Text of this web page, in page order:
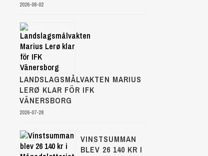
2026-08-02
LANDSLAGSMÅLVAKTEN MARIUS
LERØ KLAR FÖR IFK
VÄNERSBORG
2026-07-28
VINSTSUMMAN
BLEV 26 140 KR I